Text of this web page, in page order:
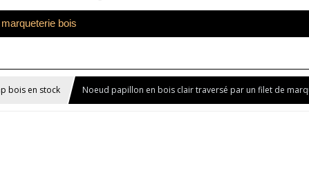
bois
bois en stock Noeud papillon en bois clair traversé par un filet de